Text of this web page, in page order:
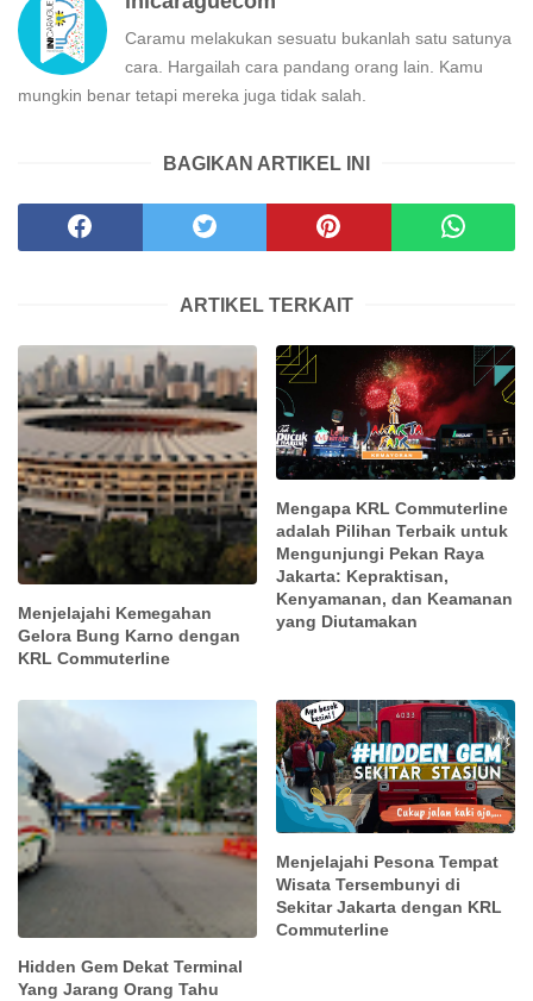
Caramu melakukan sesuatu bukanlah satu satunya
cara. Hargailah cara pandang orang lain. Kamu
mungkin benar tetapi mereka juga tidak salah.
BAGIKAN ARTIKEL INI
ARTIKEL TERKAIT
Menjelajahi Kemegahan
Gelora Bung Karno dengan
KRL Commuterline
Mengapa KRL Commuterline
adalah Pilihan Terbaik untuk
Mengunjungi Pekan Raya
Jakarta: Kepraktisan,
Kenyamanan, dan Keamanan
yang Diutamakan
Hidden Gem Dekat Terminal
Yang Jarang Orang Tahu
Menjelajahi Pesona Tempat
Wisata Tersembunyi di
Sekitar Jakarta dengan KRL
Commuterline